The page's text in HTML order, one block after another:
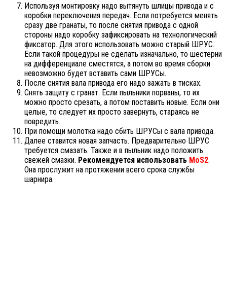
Используя монтировку надо вытянуть шлицы привода и с
коробки переключения передач. Если потребуется менять
сразу две гранаты, то после снятия привода с одной
стороны надо коробку зафиксировать на технологический
фиксатор. Для этого использовать можно старый ШРУС.
Если такой процедуры не сделать изначально, то шестерни
на дифференциале сместятся, а потом во время сборки
невозможно будет вставить сами ШРУСы.
После снятия вала привода его надо зажать в тисках.
Снять защиту с гранат. Если пыльники порваны, то их
можно просто срезать, а потом поставить новые. Если они
целые, то следует их просто завернуть, стараясь не
повредить.
При помощи молотка надо сбить ШРУСы с вала привода.
Далее ставится новая запчасть. Предварительно ШРУС
требуется смазать. Также и в пыльник надо положить
свежей смазки. Рекомендуется использовать МоS2.
Она прослужит на протяжении всего срока службы
шарнира.